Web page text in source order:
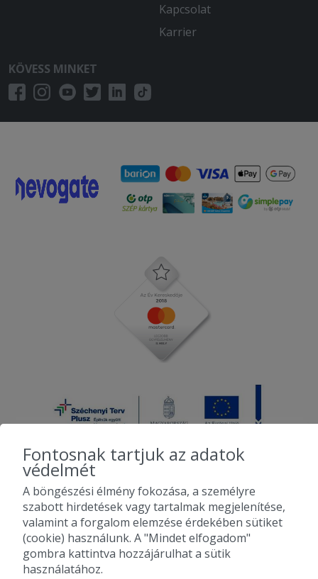
Kapcsolat
Karrier
KÖVESS MINKET
2010-2026 Copyright - Falatozz.hu - Diston-line Kft.
Pizza, gyros, hamburger, menük kedvező áron, egy helyen az összes
étterem ajánlata.
Fontosnak tartjuk az adatok
védelmét
A böngészési élmény fokozása, a személyre
szabott hirdetések vagy tartalmak megjelenítése,
valamint a forgalom elemzése érdekében sütiket
(cookie) használunk. A "Mindet elfogadom"
gombra kattintva hozzájárulhat a sütik
használatához.